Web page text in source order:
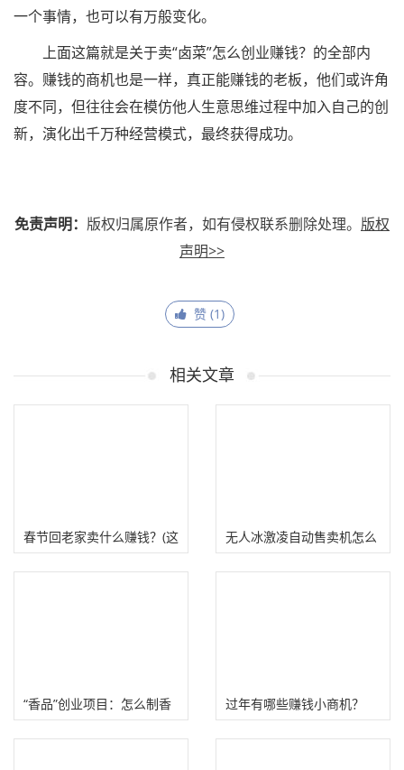
一个事情，也可以有万般变化。
上面这篇就是关于卖“卤菜”怎么创业赚钱？的全部内
容。赚钱的商机也是一样，真正能赚钱的老板，他们或许角
度不同，但往往会在模仿他人生意思维过程中加入自己的创
新，演化出千万种经营模式，最终获得成功。
免责声明： 版权归属原作者，如有侵权联系删除处理。 版权
声明>>
赞 (1)
相关文章
春节回老家卖什么赚钱？(这
4种生意比打工强）
无人冰激凌自动售卖机怎么
赚钱？项目收益拆解！
“香品”创业项目：怎么制香
赚钱？
过年有哪些赚钱小商机？